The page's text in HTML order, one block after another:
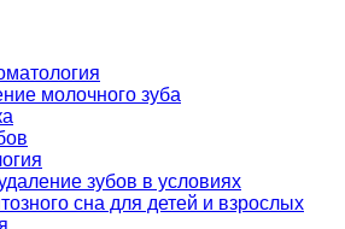
молочного зуба
зубов в условиях
сна для детей и взрослых